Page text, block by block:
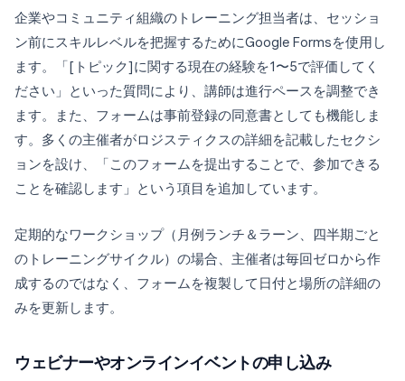
企業やコミュニティ組織のトレーニング担当者は、セッショ
ン前にスキルレベルを把握するためにGoogle Formsを使用し
ます。「[トピック]に関する現在の経験を1〜5で評価してく
ださい」といった質問により、講師は進行ペースを調整でき
ます。また、フォームは事前登録の同意書としても機能しま
す。多くの主催者がロジスティクスの詳細を記載したセクシ
ョンを設け、「このフォームを提出することで、参加できる
ことを確認します」という項目を追加しています。
定期的なワークショップ（月例ランチ＆ラーン、四半期ごと
のトレーニングサイクル）の場合、主催者は毎回ゼロから作
成するのではなく、フォームを複製して日付と場所の詳細の
みを更新します。
ウェビナーやオンラインイベントの申し込み